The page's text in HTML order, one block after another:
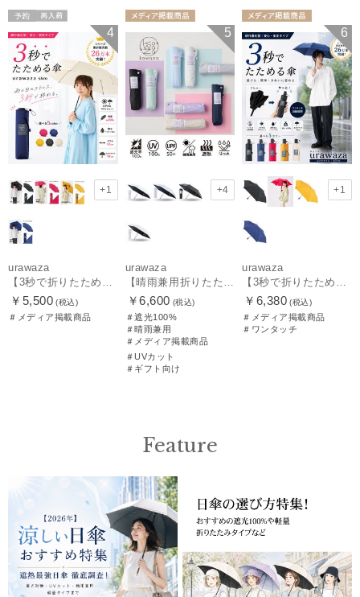
メディア掲載商
品
UNISEX
4
+1
urawaza
【3秒で折りたためる 雨傘】urawaza(ウラワザ) slim 55cmUV プレーン UV加工
￥5,500 (税込)
＃メディア掲載商品
ギフト向け 5
+4
urawaza
【晴雨兼用折りたたみ日傘】パッとさして、サッとしまえる傘コワザ(kowaza) ライトプレーン 50 遮光100% UV100%
￥6,600 (税込)
＃遮光100%
＃晴雨兼用
＃メディア掲載商品
＃UVカット
＃ギフト向け
品
UNISEX 6
+1
urawaza
【3秒で折りたためる 雨傘】urawaza(ウラワザ) slim WJ55cmUV プレーン UV加工 自動開閉
￥6,380 (税込)
＃メディア掲載商品
＃ワンタッチ
Feature